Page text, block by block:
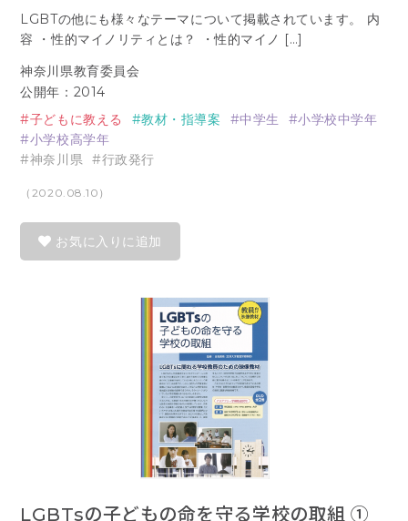
LGBTの他にも様々なテーマについて掲載されています。 内
容 ・性的マイノリティとは？ ・性的マイノ […]
神奈川県教育委員会
公開年：2014
子どもに教える
教材・指導案 中学生
小学校中学年
小学校高学年
神奈川県
行政発行
（2020.08.10）
お気に入りに追加
LGBTsの子どもの命を守る学校の取組 ①